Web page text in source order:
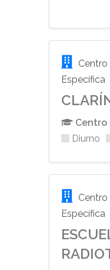
Específica
Centro
Diurno
Específica